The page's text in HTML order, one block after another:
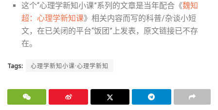
这个“心理学新知小课”系列的文章是当年配合《魏知
超：心理学新知课》相关内容而写的科普/杂谈小短
文，在已关闭的平台“饭团”上发表，原文链接已不存
在。
Tags: 心理学新知小课·心理学新知